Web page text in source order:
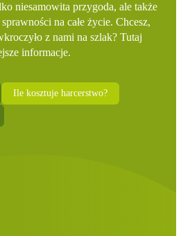
niesamowita przygoda, ale także
na całe życie. Chcesz,
z nami na szlak? Tutaj
informacje.
Ile kosztuje harcerstwo?